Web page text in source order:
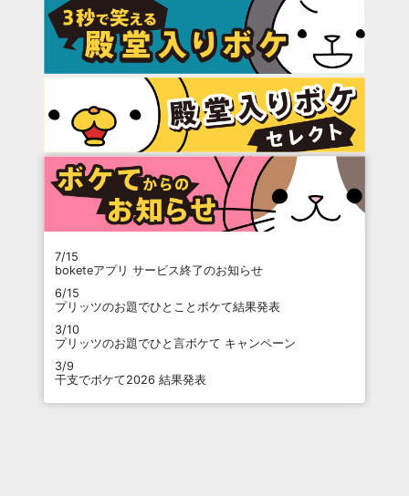
7/15
boketeアプリ サービス終了のお知らせ
6/15
プリッツのお題でひとことボケて結果発表
3/10
プリッツのお題でひと言ボケて キャンペーン
3/9
干支でボケて2026 結果発表